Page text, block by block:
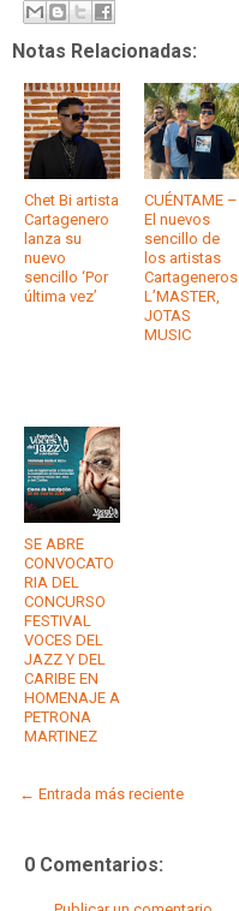
Notas Relacionadas:
Chet Bi artista
Cartagenero
lanza su
nuevo
sencillo ‘Por
última vez’
CUÉNTAME –
El nuevos
sencillo de
los artistas
Cartageneros
L’MASTER,
JOTAS
MUSIC
SE ABRE
CONVOCATO
RIA DEL
CONCURSO
FESTIVAL
VOCES DEL
JAZZ Y DEL
CARIBE EN
HOMENAJE A
PETRONA
MARTINEZ
← Entrada más reciente
0 Comentarios: